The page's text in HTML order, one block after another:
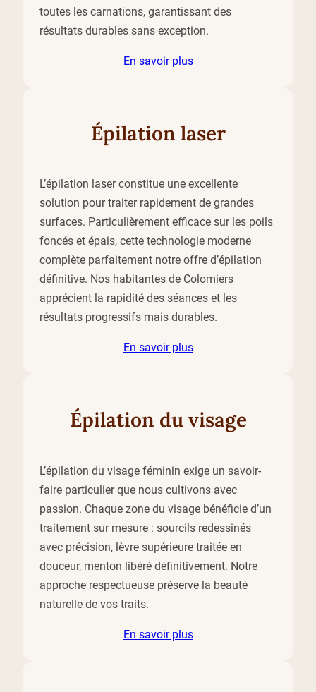
toutes les carnations, garantissant des
résultats durables sans exception.
En savoir plus
Épilation laser
L’épilation laser constitue une excellente
solution pour traiter rapidement de grandes
surfaces. Particulièrement efficace sur les poils
foncés et épais, cette technologie moderne
complète parfaitement notre offre d’épilation
définitive. Nos habitantes de Colomiers
apprécient la rapidité des séances et les
résultats progressifs mais durables.
En savoir plus
Épilation du visage
L’épilation du visage féminin exige un savoir-
faire particulier que nous cultivons avec
passion. Chaque zone du visage bénéficie d’un
traitement sur mesure : sourcils redessinés
avec précision, lèvre supérieure traitée en
douceur, menton libéré définitivement. Notre
approche respectueuse préserve la beauté
naturelle de vos traits.
En savoir plus